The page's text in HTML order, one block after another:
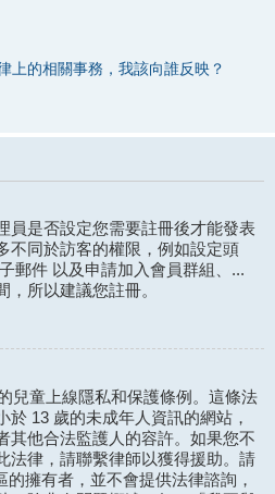
上的相關事務，我該向誰反映？
員是否設定您需要註冊後才能發表
不同於訪客的權限，例如設定頭
郵件 以及申請加入會員群組、...
所以建議您註冊。
兒童上線隱私和保護條例。這條法
13 歲的未成年人資訊的網站，
其他合法監護人的容許。如果您不
法律，請聯繫律師以獲得援助。請
擁有者，並不會提供法律諮詢，